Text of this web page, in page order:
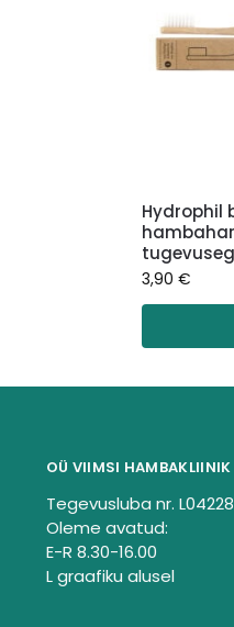
Hydrophil
3,90 €
OÜ VIIMSI HAMBAKLIINIK
Tegevusluba nr. L04228
Oleme avatud:
E-R 8.30-16.00
L graafiku alusel